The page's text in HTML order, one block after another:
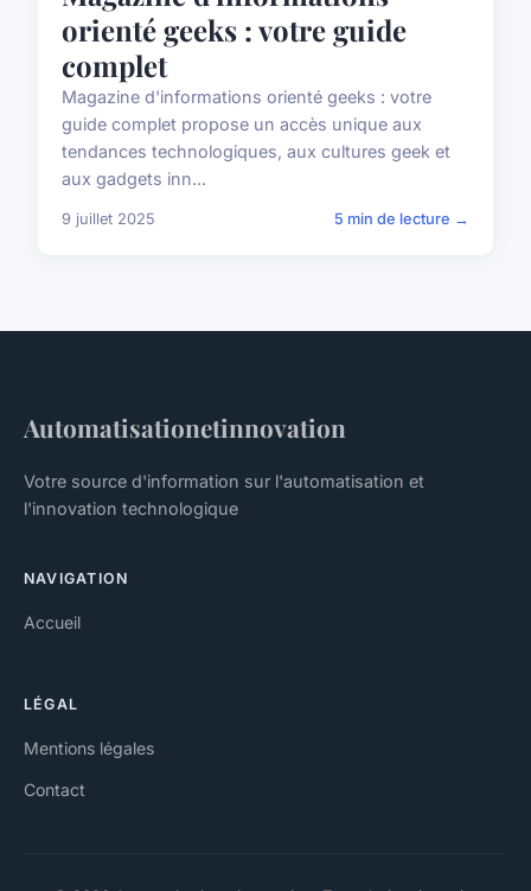
orienté geeks : votre guide
complet
Magazine d'informations orienté geeks : votre
guide complet propose un accès unique aux
tendances technologiques, aux cultures geek et
aux gadgets inn...
9 juillet 2025 5 min de lecture →
Automatisationetinnovation
Votre source d'information sur l'automatisation et
l'innovation technologique
NAVIGATION
Accueil
LÉGAL
Mentions légales
Contact